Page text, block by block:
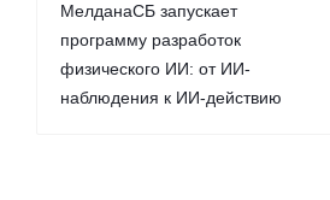
МелданаСБ запускает
программу разработок
физического ИИ: от ИИ-
наблюдения к ИИ-действию